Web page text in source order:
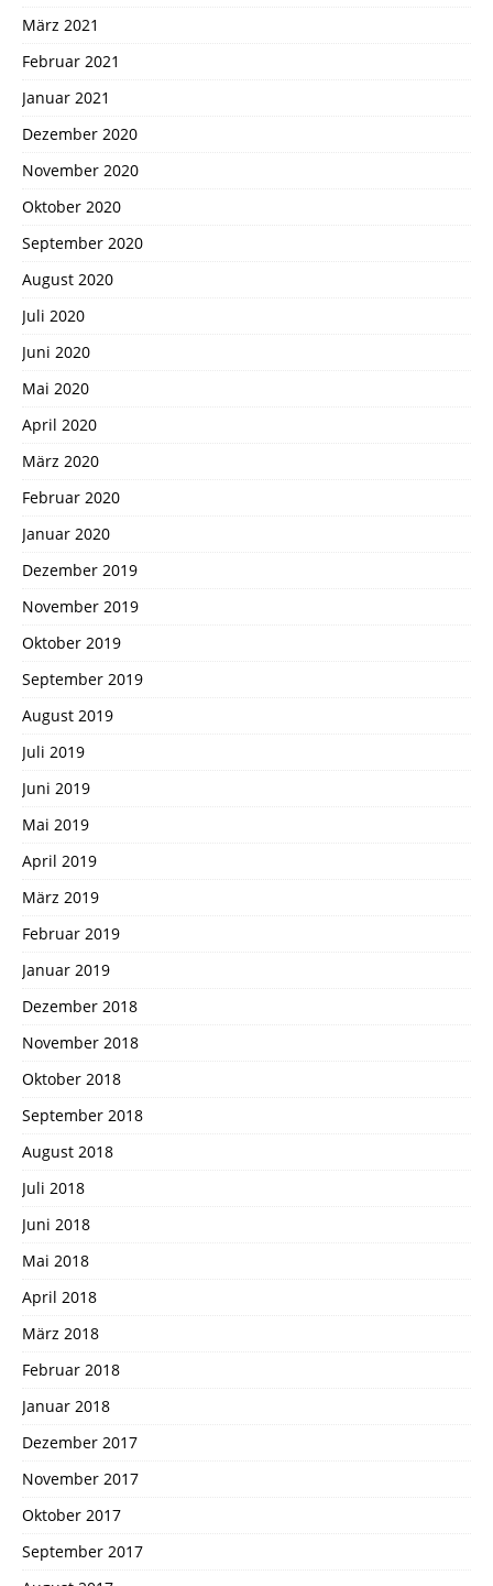
März 2021
Februar 2021
Januar 2021
Dezember 2020
November 2020
Oktober 2020
September 2020
August 2020
Juli 2020
Juni 2020
Mai 2020
April 2020
März 2020
Februar 2020
Januar 2020
Dezember 2019
November 2019
Oktober 2019
September 2019
August 2019
Juli 2019
Juni 2019
Mai 2019
April 2019
März 2019
Februar 2019
Januar 2019
Dezember 2018
November 2018
Oktober 2018
September 2018
August 2018
Juli 2018
Juni 2018
Mai 2018
April 2018
März 2018
Februar 2018
Januar 2018
Dezember 2017
November 2017
Oktober 2017
September 2017